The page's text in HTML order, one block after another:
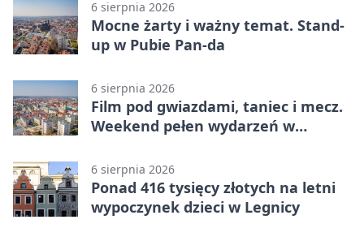
6 sierpnia 2026
Mocne żarty i ważny temat. Stand-
up w Pubie Pan-da
6 sierpnia 2026
Film pod gwiazdami, taniec i mecz.
Weekend pełen wydarzeń w
6 sierpnia 2026
Ponad 416 tysięcy złotych na letni
wypoczynek dzieci w Legnicy